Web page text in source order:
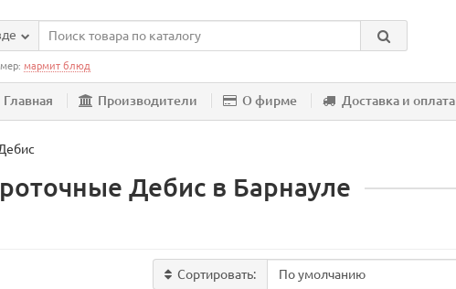
мармит блюд
Главная Производители О фирме Доставка и оплата
Дебис в Барнауле
Сортировать: